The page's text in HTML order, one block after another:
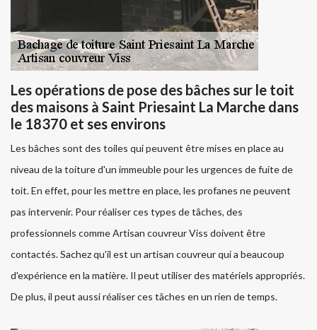
Les opérations de pose des bâches sur le toit
des maisons à Saint Priesaint La Marche dans
le 18370 et ses environs
Les bâches sont des toiles qui peuvent être mises en place au
niveau de la toiture d'un immeuble pour les urgences de fuite de
toit. En effet, pour les mettre en place, les profanes ne peuvent
pas intervenir. Pour réaliser ces types de tâches, des
professionnels comme Artisan couvreur Viss doivent être
contactés. Sachez qu'il est un artisan couvreur qui a beaucoup
d'expérience en la matière. Il peut utiliser des matériels appropriés.
De plus, il peut aussi réaliser ces tâches en un rien de temps.